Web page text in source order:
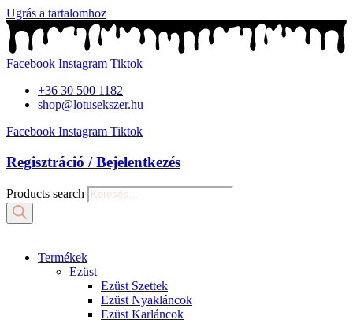
Ugrás a tartalomhoz
Facebook Instagram Tiktok
+36 30 500 1182
shop@lotusekszer.hu
Facebook Instagram Tiktok
Regisztráció / Bejelentkezés
Products search
Termékek
Ezüst
Ezüst Szettek
Ezüst Nyakláncok
Ezüst Karláncok